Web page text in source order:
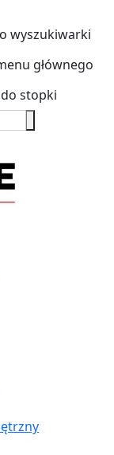
wyszukiwarki
głównego
stopki